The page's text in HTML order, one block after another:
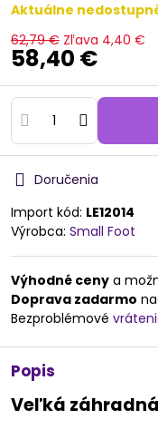
Aktuálne
62,79 € Zľava 4,40 €
58,40 €
Doručenia
Import kód: LE12014
Výrobca: Small Foot
Výhodné ceny a
Doprava zadarmo
Bezproblémové
Popis
Veľká